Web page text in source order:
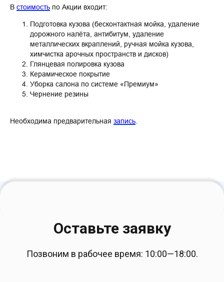
В стоимость по Акции входит:
Подготовка кузова (бесконтактная мойка, удаление
дорожного налёта, антибитум, удаление
металлических вкраплений, ручная мойка кузова,
химчистка арочных пространств и дисков)
Глянцевая полировка кузова
Керамическое покрытие
Уборка салона по системе «Премиум»
Чернение резины
Необходима предварительная запись
Оставьте заявку
Позвоним в рабочее время: 10:00—18:00.